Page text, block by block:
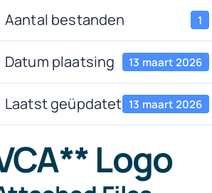
Aantal bestanden 1
Datum plaatsing 13 maart 2026
Laatst geüpdatet 13 maart 2026
Logo